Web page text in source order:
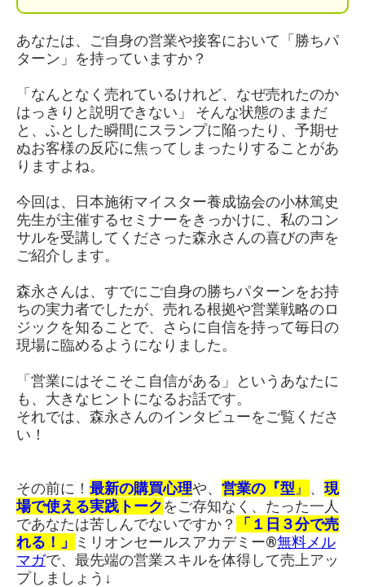
あなたは、ご自身の営業や接客において「勝ちパ
ターン」を持っていますか？
「なんとなく売れているけれど、なぜ売れたのか
はっきりと説明できない」 そんな状態のままだ
と、ふとした瞬間にスランプに陥ったり、予期せ
ぬお客様の反応に焦ってしまったりすることがあ
りますよね。
今回は、日本施術マイスター養成協会の小林篤史
先生が主催するセミナーをきっかけに、私のコン
サルを受講してくださった森永さんの喜びの声を
ご紹介します。
森永さんは、すでにご自身の勝ちパターンをお持
ちの実力者でしたが、売れる根拠や営業戦略のロ
ジックを知ることで、さらに自信を持って毎日の
現場に臨めるようになりました。
「営業にはそこそこ自信がある」というあなたに
も、大きなヒントになるお話です。
それでは、森永さんのインタビューをご覧くださ
い！
その前に！ 最新の購買心理や、 営業の『型 』 、 現
場で使える実践トークをご存知なく、たった一人
であなたは苦しんでないですか？
「１日３分で売
れる！」
ミリオンセールスアカデミー®︎無料メル
マガで、最先端の営業スキルを体得して売上アッ
プしましょう↓